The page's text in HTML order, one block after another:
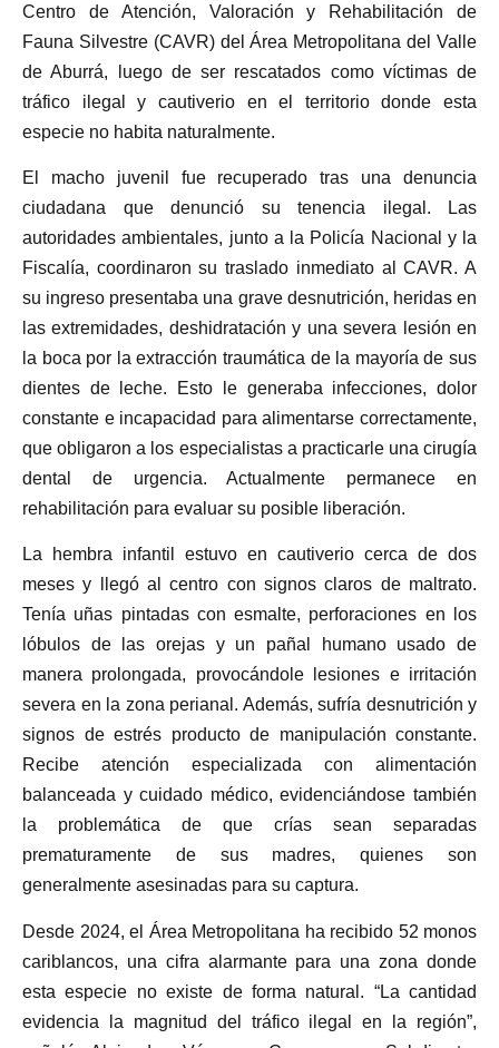
Centro de Atención, Valoración y Rehabilitación de
Fauna Silvestre (CAVR) del Área Metropolitana del Valle
de Aburrá, luego de ser rescatados como víctimas de
tráfico ilegal y cautiverio en el territorio donde esta
especie no habita naturalmente.
El macho juvenil fue recuperado tras una denuncia
ciudadana que denunció su tenencia ilegal. Las
autoridades ambientales, junto a la Policía Nacional y la
Fiscalía, coordinaron su traslado inmediato al CAVR. A
su ingreso presentaba una grave desnutrición, heridas en
las extremidades, deshidratación y una severa lesión en
la boca por la extracción traumática de la mayoría de sus
dientes de leche. Esto le generaba infecciones, dolor
constante e incapacidad para alimentarse correctamente,
que obligaron a los especialistas a practicarle una cirugía
dental de urgencia. Actualmente permanece en
rehabilitación para evaluar su posible liberación.
La hembra infantil estuvo en cautiverio cerca de dos
meses y llegó al centro con signos claros de maltrato.
Tenía uñas pintadas con esmalte, perforaciones en los
lóbulos de las orejas y un pañal humano usado de
manera prolongada, provocándole lesiones e irritación
severa en la zona perianal. Además, sufría desnutrición y
signos de estrés producto de manipulación constante.
Recibe atención especializada con alimentación
balanceada y cuidado médico, evidenciándose también
la problemática de que crías sean separadas
prematuramente de sus madres, quienes son
generalmente asesinadas para su captura.
Desde 2024, el Área Metropolitana ha recibido 52 monos
cariblancos, una cifra alarmante para una zona donde
esta especie no existe de forma natural. “La cantidad
evidencia la magnitud del tráfico ilegal en la región”,